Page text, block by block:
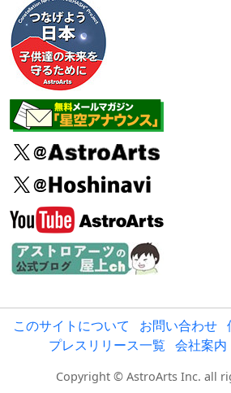
このサイトについて お問い合わせ
プレスリリース一覧 会社案内
Copyright © AstroArts Inc. all